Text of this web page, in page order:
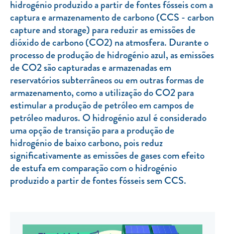
ROTULAGEM
JUNTE-SE A NÓS
TARIFA SOCIAL
APP MOBILE
CONTADORES ELÉTRICOS
FATURAS
PRÉMIOS
EFICIÊNCIA ENERGÉTICA
FRAUDE E SEGURANÇA
Preços de referência
Política de privacidade
hidrogénio produzido a partir de fontes fósseis com a
captura e armazenamento de carbono (CCS - carbon
capture and storage) para reduzir as emissões de
dióxido de carbono (CO2) na atmosfera. Durante o
processo de produção de hidrogénio azul, as emissões
de CO2 são capturadas e armazenadas em
reservatórios subterrâneos ou em outras formas de
armazenamento, como a utilização do CO2 para
estimular a produção de petróleo em campos de
petróleo maduros. O hidrogénio azul é considerado
uma opção de transição para a produção de
hidrogénio de baixo carbono, pois reduz
significativamente as emissões de gases com efeito
de estufa em comparação com o hidrogénio
produzido a partir de fontes fósseis sem CCS.